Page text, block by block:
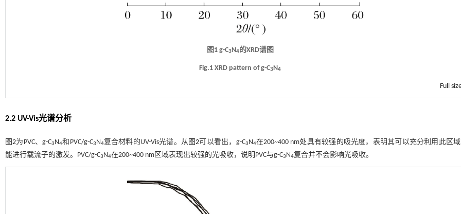
图1 g-C3N4的XRD谱图
Fig.1 XRD pattern of g-C3N4
Full
2.2 UV-Vis光谱分析
图2为PVC、g-C3N4和PVC/g-C3N4复合材料的UV-Vis光谱。从 图2可以看出，g-C3N4在200~400 nm处具有较强的吸光度，表明其可以充分利用此区
能进行载流子的激发。PVC/g-C3N4在200~400 nm区域表现出较强的光吸收，说明PVC与g-C3N4复合并不会影响光吸收。